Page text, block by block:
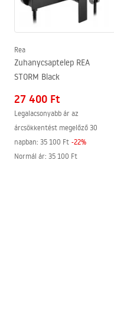
A zuhanyajtó magassága
Profil anyaga
Tartó anyaga
Easy Clean bevonat
A profilok állítása
Tömítékkészlet a
Zuhanytálca nélkül is
Rea
Zuhanycsaptelep REA
STORM Black
27 400 Ft
Legalacsonyabb ár az
árcsökkentést megelőző 30
napban: 35 100 Ft -22%
Normál ár: 35 100 Ft